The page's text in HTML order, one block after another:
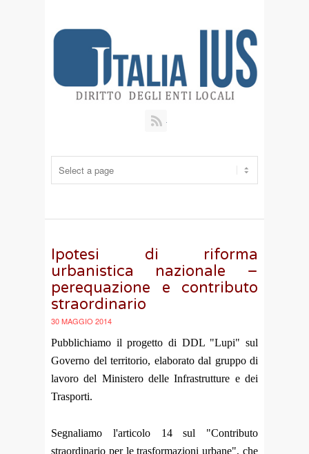
Ipotesi di riforma
urbanistica nazionale –
perequazione e contributo
straordinario
30 MAGGIO 2014
Pubblichiamo il progetto di DDL "Lupi" sul
Governo del territorio, elaborato dal gruppo di
lavoro del Ministero delle Infrastrutture e dei
Trasporti.
Segnaliamo l'articolo 14 sul "Contributo
straordinario per le trasformazioni urbane", che